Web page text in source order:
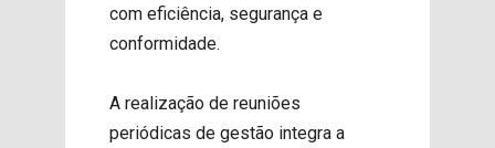
com eficiência, segurança e
conformidade.
A realização de reuniões
periódicas de gestão integra a